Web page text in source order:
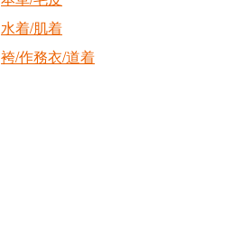
水着/肌着
袴/作務衣/道着